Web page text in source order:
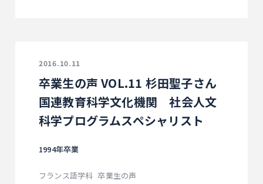
2016.10.11
卒業生の声 VOL.11 杉田聖子さん
国連教育科学文化機関 社会人文
科学プログラムスペシャリスト
1994年卒業
フランス語学科 卒業生の声